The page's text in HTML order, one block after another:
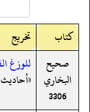
کتاب
تخریج
صحيح
البخاري
3306
للوزغ